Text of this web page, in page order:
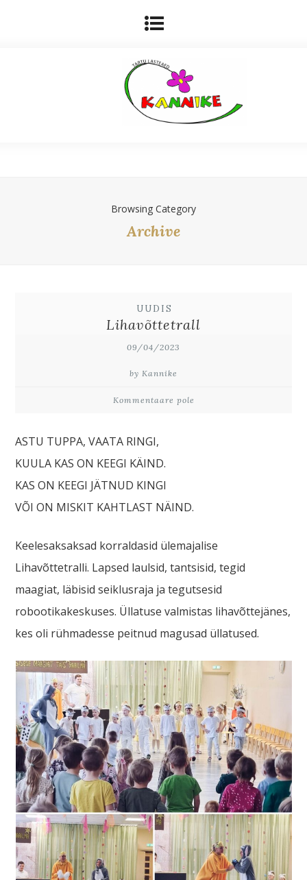
Browsing Category
Archive
UUDIS
Lihavõttetrall
09/04/2023
by Kannike
Kommentaare pole
ASTU TUPPA, VAATA RINGI,
KUULA KAS ON KEEGI KÄIND.
KAS ON KEEGI JÄTNUD KINGI
VÕI ON MISKIT KAHTLAST NÄIND.
Keelesaksaksad korraldasid ülemajalise
Lihavõttetralli. Lapsed laulsid, tantsisid, tegid
maagiat, läbisid seiklusraja ja tegutsesid
robootikakeskuses. Üllatuse valmistas lihavõttejänes,
kes oli rühmadesse peitnud magusad üllatused.